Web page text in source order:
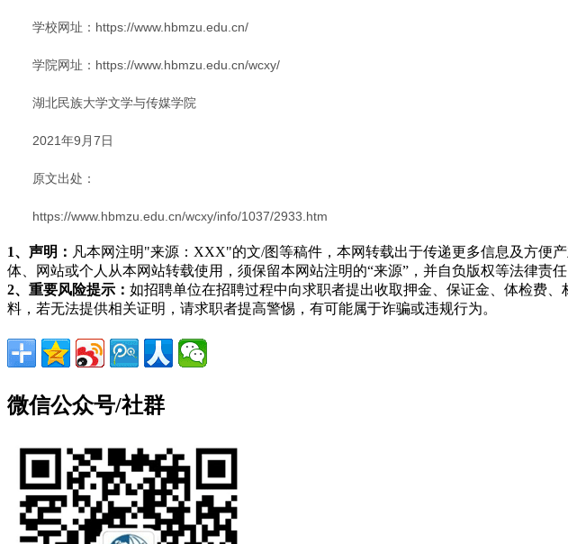
学校网址：https://www.hbmzu.edu.cn/
学院网址：https://www.hbmzu.edu.cn/wcxy/
湖北民族大学文学与传媒学院
2021年9月7日
原文出处：
https://www.hbmzu.edu.cn/wcxy/info/1037/2933.htm
1、声明： 凡本网注明"来源：XXX"的文/图等稿件，本网转载出于传递更多信息及方便
体、网站或个人从本网站转载使用，须保留本网站注明的“来源”，并自负版权等法律责
2、重要风险提示： 如招聘单位在招聘过程中向求职者提出收取押金、保证金、体检费
料，若无法提供相关证明，请求职者提高警惕，有可能属于诈骗或违规行为。
微信公众号/社群